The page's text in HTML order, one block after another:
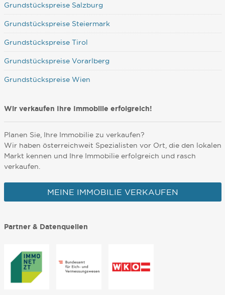
Grundstückspreise Salzburg
Grundstückspreise Steiermark
Grundstückspreise Tirol
Grundstückspreise Vorarlberg
Grundstückspreise Wien
Wir verkaufen Ihre Immobilie erfolgreich!
Planen Sie, Ihre Immobilie zu verkaufen?
Wir haben österreichweit Spezialisten vor Ort, die den lokalen
Markt kennen und Ihre Immobilie erfolgreich und rasch
verkaufen.
MEINE IMMOBILIE VERKAUFEN
Partner & Datenquellen